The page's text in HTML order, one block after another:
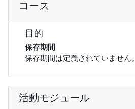
コース
目的
保存期間
保存期間は定義されていません。
活動モジュール